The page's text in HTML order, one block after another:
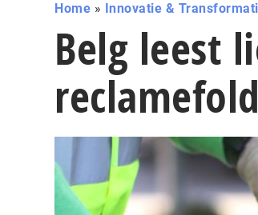
Home » Innovatie &
Belg leest